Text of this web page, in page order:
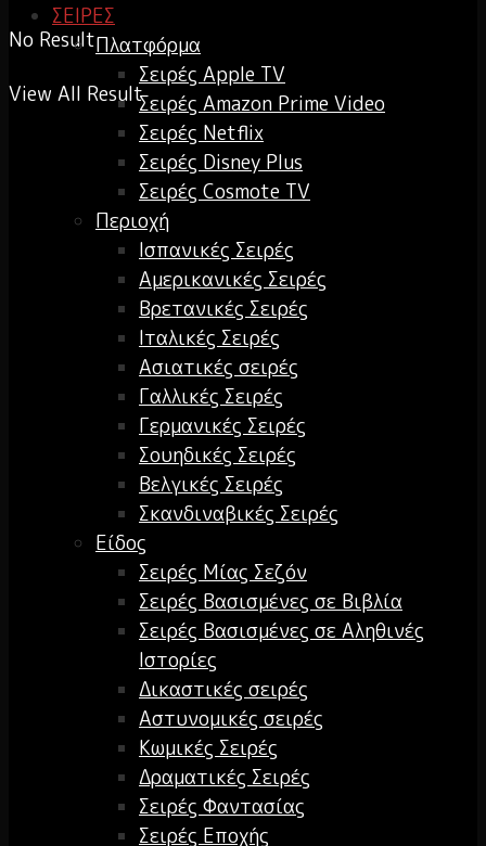
No Result
View All Result
ΣΕΙΡΕΣ
Πλατφόρμα
Σειρές Apple TV
Σειρές Amazon Prime Video
Σειρές Netflix
Σειρές Disney Plus
Σειρές Cosmote TV
Περιοχή
Ισπανικές Σειρές
Αμερικανικές Σειρές
Βρετανικές Σειρές
Ιταλικές Σειρές
Ασιατικές σειρές
Γαλλικές Σειρές
Γερμανικές Σειρές
Σουηδικές Σειρές
Βελγικές Σειρές
Σκανδιναβικές Σειρές
Είδος
Σειρές Μίας Σεζόν
Σειρές Βασισμένες σε Βιβλία
Σειρές Βασισμένες σε Αληθινές
Ιστορίες
Δικαστικές σειρές
Αστυνομικές σειρές
Κωμικές Σειρές
Δραματικές Σειρές
Σειρές Φαντασίας
Σειρές Εποχής